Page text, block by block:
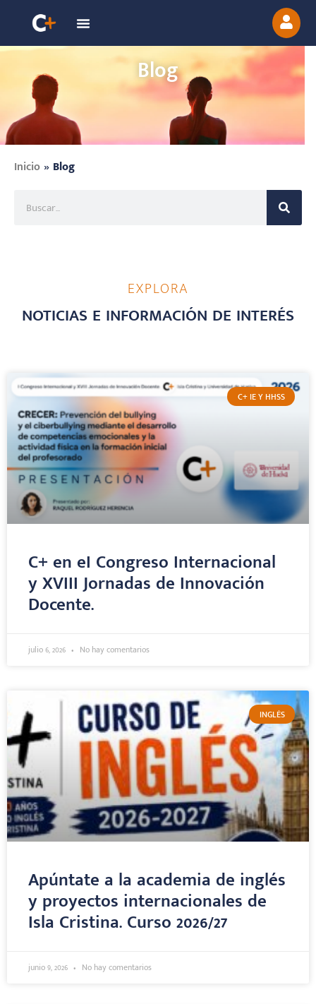
Blog
Inicio» Blog
EXPLORA
NOTICIAS E INFORMACIÓN DE INTERÉS
C+ IE Y HHSS
C+ en eI Congreso Internacional
y XVIII Jornadas de Innovación
Docente.
julio 6, 2026 No hay comentarios
INGLÉS
Apúntate a la academia de inglés
y proyectos internacionales de
Isla Cristina. Curso 2026/27
junio 9, 2026 No hay comentarios